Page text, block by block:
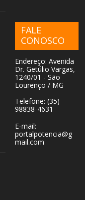
FALE
CONOSCO
Endereço: Avenida
Dr. Getúlio Vargas,
1240/01 - São
Lourenço / MG
Telefone: (35)
98838-4631
E-mail:
portalpotencia@g
mail.com